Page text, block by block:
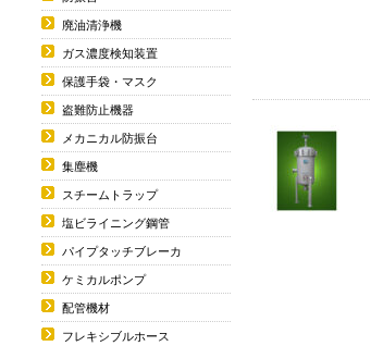
廃油清浄機
ガス濃度検知装置
保護手袋・マスク
盗難防止機器
メカニカル防振台
集塵機
スチームトラップ
塩ビライニング鋼管
パイプタッチブレーカ
ケミカルポンプ
配管機材
フレキシブルホース